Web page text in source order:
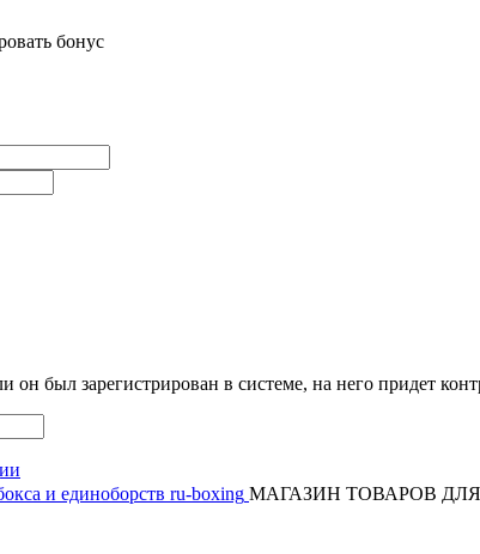
бонус
был зарегистрирован в системе, на него придет
МАГАЗИН ТОВАРОВ